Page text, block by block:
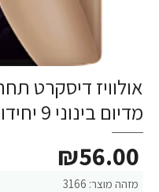
אולוויז דיסקרט
מדיום בינוני 9 יחידות
מזהה מוצר: 3166
₪56.00